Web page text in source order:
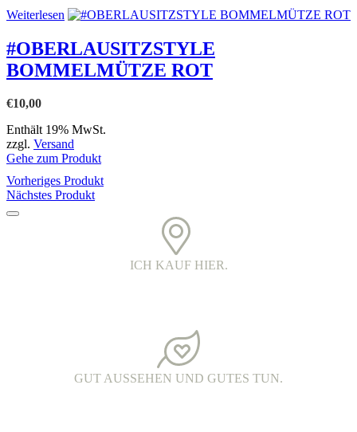
Weiterlesen
#OBERLAUSITZSTYLE
BOMMELMÜTZE ROT
€10,00
Enthält 19% MwSt.
zzgl. Versand
Gehe zum Produkt
Vorheriges Produkt
Nächstes Produkt
ICH KAUF HIER.
GUT AUSSEHEN UND GUTES TUN.